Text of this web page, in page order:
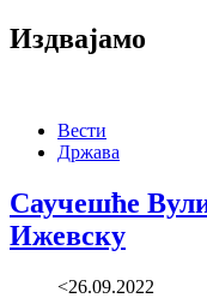
Издвајамо
Вести
Држава
Саучешће
Ижевску
<26.09.2022